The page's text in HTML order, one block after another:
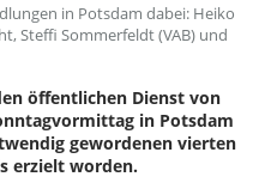
in Potsdam dabei: Heiko
Steffi Sommerfeldt (VAB) und
öffentlichen Dienst von
in Potsdam
gewordenen vierten
erzielt worden.